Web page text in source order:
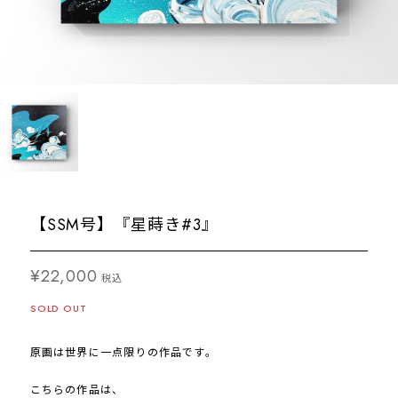
【SSM号】『星蒔き#3』
¥22,000 税込
SOLD OUT
原画は世界に一点限りの作品です。
こちらの作品は、